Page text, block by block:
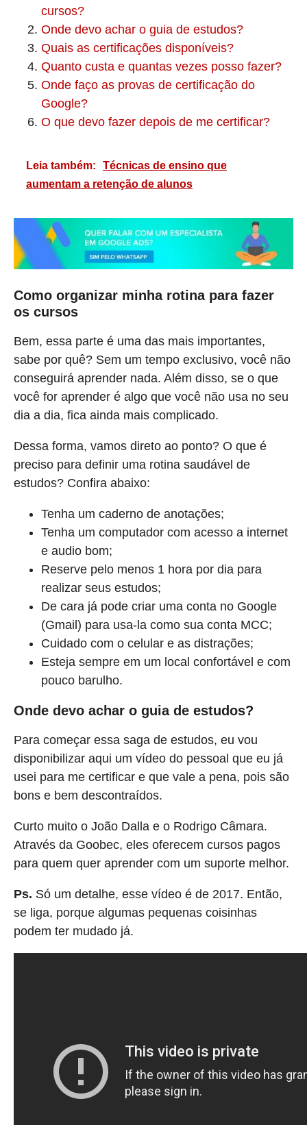
cursos?
Onde devo achar o guia de estudos?
Quais as certificações disponíveis?
Quanto custa e quantas vezes posso fazer?
Onde faço as provas de certificação do
Google?
O que devo fazer depois de me certificar?
Leia também:
Técnicas de ensino que
aumentam a retenção de alunos
Como organizar minha rotina para fazer
os cursos
Bem, essa parte é uma das mais importantes,
sabe por quê? Sem um tempo exclusivo, você não
conseguirá aprender nada. Além disso, se o que
você for aprender é algo que você não usa no seu
dia a dia, fica ainda mais complicado.
Dessa forma, vamos direto ao ponto? O que é
preciso para definir uma rotina saudável de
estudos? Confira abaixo:
Tenha um caderno de anotações;
Tenha um computador com acesso a internet
e audio bom;
Reserve pelo menos 1 hora por dia para
realizar seus estudos;
De cara já pode criar uma conta no Google
(Gmail) para usa-la como sua conta MCC;
Cuidado com o celular e as distrações;
Esteja sempre em um local confortável e com
pouco barulho.
Onde devo achar o guia de estudos?
Para começar essa saga de estudos, eu vou
disponibilizar aqui um vídeo do pessoal que eu já
usei para me certificar e que vale a pena, pois são
bons e bem descontraídos.
Curto muito o João Dalla e o Rodrigo Câmara.
Através da Goobec, eles oferecem cursos pagos
para quem quer aprender com um suporte melhor.
Ps. Só um detalhe, esse vídeo é de 2017. Então,
se liga, porque algumas pequenas coisinhas
podem ter mudado já.